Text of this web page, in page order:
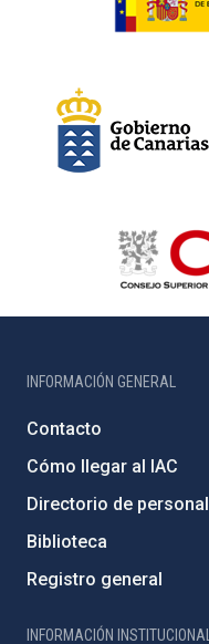
INFORMACIÓN GENERAL
Contacto
Cómo llegar al IAC
Directorio de personal
Biblioteca
Registro general
INFORMACIÓN INSTITUCIONAL